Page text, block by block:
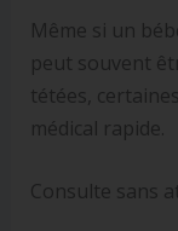
Même si un
peut souvent
tétées,
médical rapide.
Consulte sans